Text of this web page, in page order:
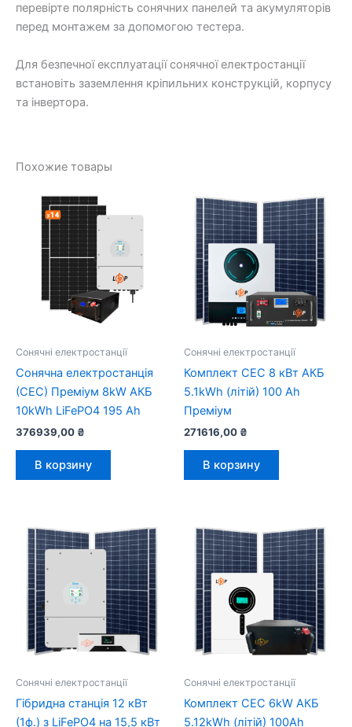
перевірте полярність сонячних панелей та акумуляторів
перед монтажем за допомогою тестера.
Для безпечної експлуатації сонячної електростанції
встановіть заземлення кріпильних конструкцій, корпусу
та інвертора.
Похожие товары
Сонячні електростанції
Сонячна електростанція
(СЕС) Преміум 8kW АКБ
10kWh LiFePO4 195 Ah
376939,00 ₴
В корзину
Сонячні електростанції
Комплект СЕС 8 кВт АКБ
5.1kWh (літій) 100 Ah
Преміум
271616,00 ₴
В корзину
Сонячні електростанції
Гібридна станція 12 кВт
(1ф.) з LiFePO4 на 15,5 кВт
Сонячні електростанції
Комплект СЕС 6kW АКБ
5.12kWh (літій) 100Ah